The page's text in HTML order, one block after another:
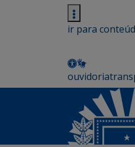
ir para
ouvidoria